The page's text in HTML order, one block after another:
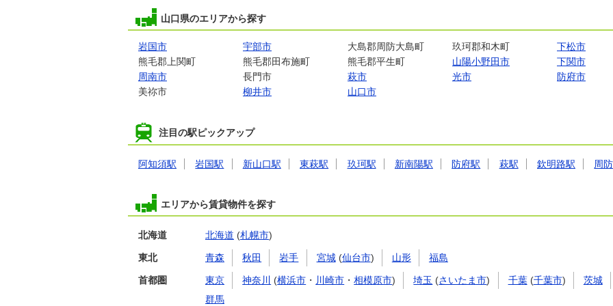
山口県のエリアから探す
岩国市 宇部市 大島郡周防大島町 玖珂郡和木町
下松市
熊毛郡上関町
熊毛郡田布施町 熊毛郡平生町 山陽小野田市
下関市
周南市
長門市 萩市 光市
防府市
美祢市
柳井市 山口市
注目の駅ピックアップ
阿知須駅 岩国駅 新山口駅 東萩駅 玖珂駅 新南陽駅 防府駅 萩駅 欽明路駅 周
エリアから賃貸物件を探す
北海道 北海道 (札幌市)
東北 青森 秋田 岩手 宮城(仙台市) 山形 福島
首都圏 東京 神奈川 (横浜市 ・ 川崎市 ・相模原市) 埼玉 (さいたま市) 千葉(千葉市) 茨城
群馬